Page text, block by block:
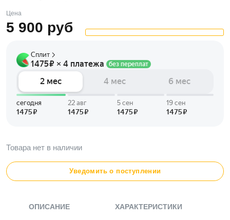
Цена
5 900 руб
Товара нет в наличии
Уведомить о поступлении
ОПИСАНИЕ ХАРАКТЕРИСТИКИ